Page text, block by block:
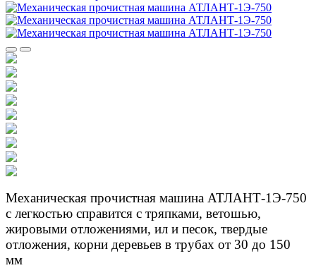
Механическая прочистная машина АТЛАНТ-1Э-750
с легкостью справится с тряпками, ветошью,
жировыми отложениями, ил и песок, твердые
отложения, корни деревьев в трубах от 30 до 150
мм